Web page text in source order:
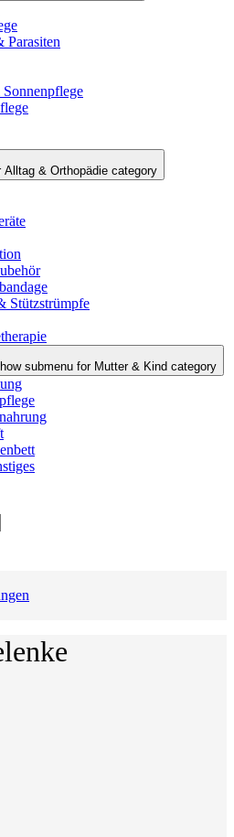
Parasiten
Alltag & Orthopädie category
Stützstrümpfe
submenu for Mutter & Kind category